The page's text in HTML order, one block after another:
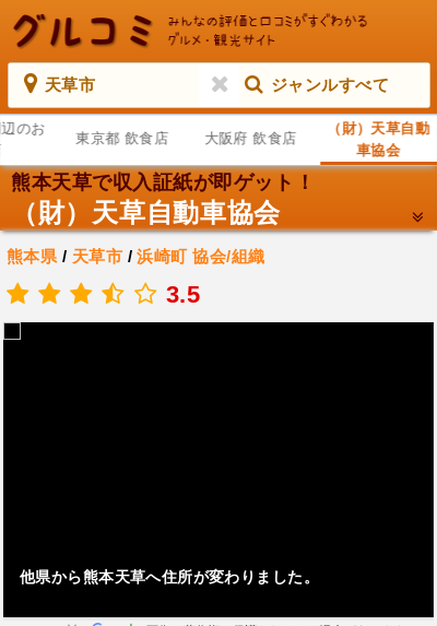
天草市 ジャンルすべて
のお
東京都 飲食店 大阪府 飲食店
（財）天草自動
車協会
熊本天草で収入証紙が即ゲット！
（財）天草自動車協会
熊本県 / 天草市 /浜崎町 協会/組織
3.5
他県から熊本天草へ住所が変わりました。